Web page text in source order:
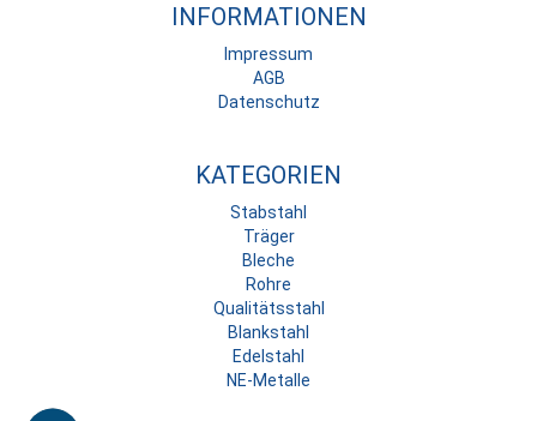
INFORMATIONEN
Impressum
AGB
Datenschutz
KATEGORIEN
Stabstahl
Träger
Bleche
Rohre
Qualitätsstahl
Blankstahl
Edelstahl
NE-Metalle